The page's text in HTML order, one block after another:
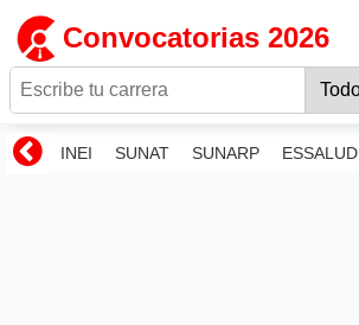
Convocatorias 2026
INEI SUNAT SUNARP ESSALUD